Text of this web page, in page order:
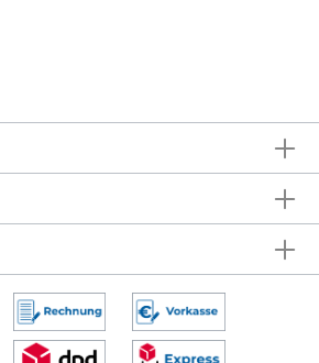
Materialien einsetzen.
insbesondere bei
Anwendung und
Grad der Verschmutzung.
beachten.
Tuch abwischen.
nass wischen.
Kann im